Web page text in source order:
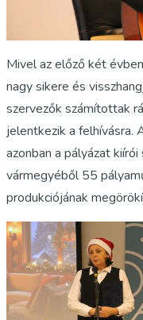
Mivel az előző két
nagy sikere és
szervezők számítottak
jelentkezik a felhívásra.
azonban a pályázat
vármegyéből 55
produkciójának